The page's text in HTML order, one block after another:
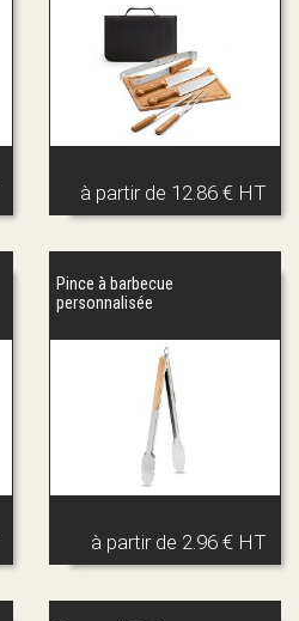
à partir de 12.86 € HT
Pince à barbecue
personnalisée
à partir de 2.96 € HT